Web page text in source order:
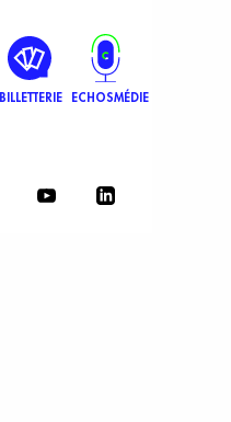
BILLETTERIE ECHOSMÉDIE